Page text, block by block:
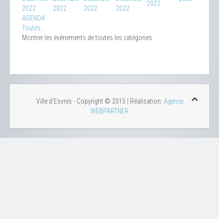
2022
2022
2022
2022
2022
AGENDA
Toutes…
Montrer les évènements de toutes les catégories
Ville d'Esvres - Copyright © 2015 | Réalisation: Agence
WEBPARTNER